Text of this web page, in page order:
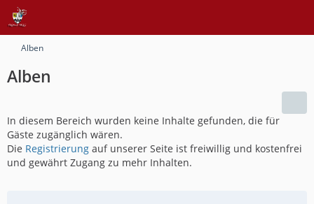
Alben
Alben
In diesem Bereich wurden keine Inhalte gefunden, die für
Gäste zugänglich wären.
Die Registrierung auf unserer Seite ist freiwillig und kostenfrei
und gewährt Zugang zu mehr Inhalten.